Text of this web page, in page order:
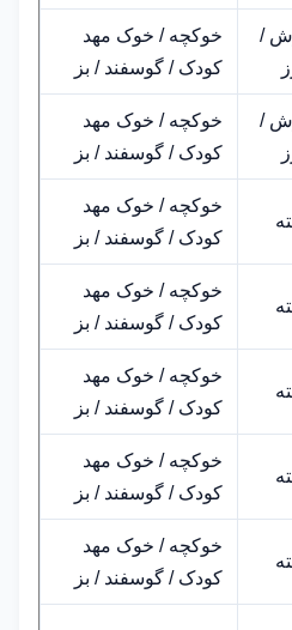
/
خوکچه / خوک مهد
کودک / گوسفند / بز
/
خوکچه / خوک مهد
کودک / گوسفند / بز
خوکچه / خوک مهد
کودک / گوسفند / بز
خوکچه / خوک مهد
کودک / گوسفند / بز
خوکچه / خوک مهد
کودک / گوسفند / بز
خوکچه / خوک مهد
کودک / گوسفند / بز
خوکچه / خوک مهد
کودک / گوسفند / بز